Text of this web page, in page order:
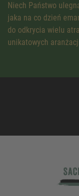
Niech Państwo
jaka na co dzień
do odkrycia wielu
unikatowych